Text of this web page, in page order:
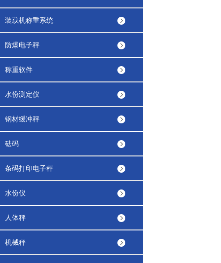
装载机称重系统
防爆电子秤
称重软件
水份测定仪
钢材缓冲秤
砝码
条码打印电子秤
水份仪
人体秤
机械秤